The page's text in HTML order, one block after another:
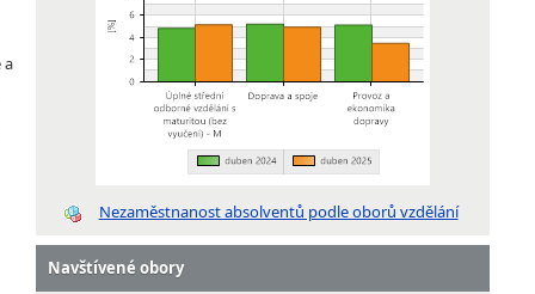
a
Nezaměstnanost absolventů podle oborů vzdělání
Navštívené obory
Technik železniční dopravy
Dispečer sběrných přepravních uzlů